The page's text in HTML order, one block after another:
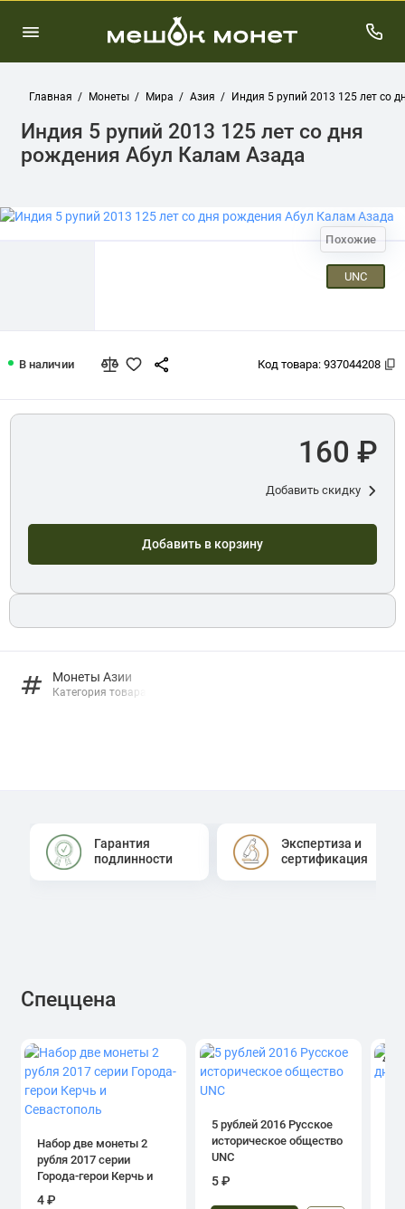
Главная Монеты Мира Азия Индия 5 рупий 2013 125 лет со
Индия 5 рупий 2013 125 лет со дня
рождения Абул Калам Азада
Похожие
UNC
В наличии Код товара: 937044208
Монеты Азии
Категория товара
160 ₽
Добавить скидку
Добавить в корзину
Гарантия
подлинности
Экспертиза и
сертификация
Спеццена
Набор две монеты 2
рубля 2017 серии
Города-герои Керчь и
4 ₽
5 рублей 2016 Русское
историческое общество
UNC
5 ₽
4.0